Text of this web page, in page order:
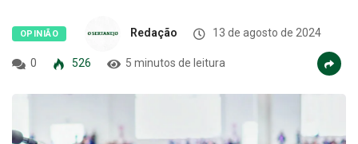
OPINIÃO Redação 13 de agosto de 2024
0 526 5 minutos de leitura